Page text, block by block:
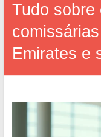
Tudo sobre
Emirates e